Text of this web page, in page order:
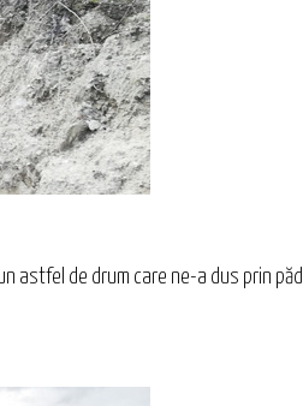
astfel de drum care ne-a dus prin